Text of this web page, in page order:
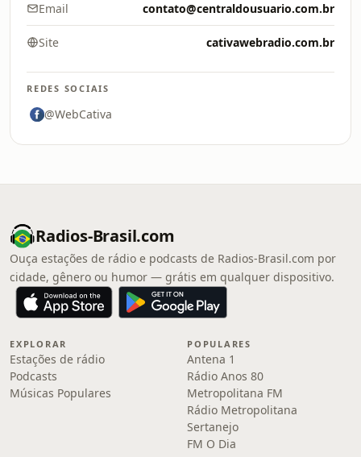
Email contato@centraldousuario.com.br
Site cativawebradio.com.br
REDES SOCIAIS
@WebCativa
Radios-Brasil.com
Ouça estações de rádio e podcasts de Radios-Brasil.com por
cidade, gênero ou humor — grátis em qualquer dispositivo.
EXPLORAR
Estações de rádio
Podcasts
Músicas Populares
POPULARES
Antena 1
Rádio Anos 80
Metropolitana FM
Rádio Metropolitana
Sertanejo
FM O Dia